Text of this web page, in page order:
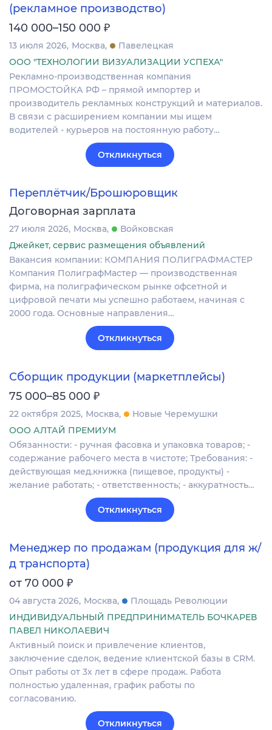
(рекламное производство)
140 000–150 000 ₽
13 июля 2026 Москва
Павелецкая
ООО "ТЕХНОЛОГИИ ВИЗУАЛИЗАЦИИ УСПЕХА"
Рекламно-производственная компания
ПРОМОСТОЙКА РФ – прямой импортер и
производитель рекламных конструкций и материалов.
В связи с расширением компании мы ищем
водителей - курьеров на постоянную работу…
Откликнуться
Переплётчик/Брошюровщик
Договорная зарплата
27 июля 2026 Москва
Войковская
Джейкет, сервис размещения объявлений
Вакансия компании: КОМПАНИЯ ПОЛИГРАФМАСТЕР
Компания ПолиграфМастер — производственная
фирма, на полиграфическом рынке офсетной и
цифровой печати мы успешно работаем, начиная с
2000 года. Основные направления…
Откликнуться
Сборщик продукции (маркетплейсы)
75 000–85 000 ₽
22 октября 2025 Москва
Новые Черемушки
ООО АЛТАЙ ПРЕМИУМ
Обязанности: - ручная фасовка и упаковка товаров; -
содержание рабочего места в чистоте; Требования: -
действующая мед.книжка (пищевое, продукты) -
желание работать; - ответственность; - аккуратность…
Откликнуться
Менеджер по продажам (продукция для ж/
д транспорта)
от 70 000 ₽
04 августа 2026 Москва
Площадь Революции
ИНДИВИДУАЛЬНЫЙ ПРЕДПРИНИМАТЕЛЬ БОЧКАРЕВ
ПАВЕЛ НИКОЛАЕВИЧ
Активный поиск и привлечение клиентов,
заключение сделок, ведение клиентской базы в CRM.
Опыт работы от 3х лет в сфере продаж. Работа
полностью удаленная, график работы по
согласованию.
Откликнуться